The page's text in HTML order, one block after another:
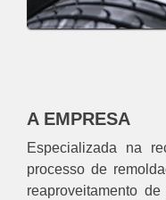
A EMPRESA
Especializada na
processo de
reaproveitamento